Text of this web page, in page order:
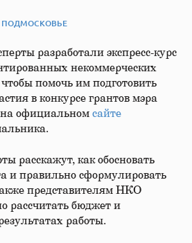
ПОДМОСКОВЬЕ
разработали экспресс-курс
некоммерческих
помочь им подготовить
в конкурсе грантов мэра
на официальном сайте
расскажут, как обосновать
и правильно сформулировать
представителям НКО
рассчитать бюджет и
работы.